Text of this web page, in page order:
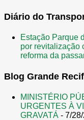
Diário do
Estação Parque
por revitalização
reforma da
Blog Grande
MINISTÉRIO
URGENTES À
GRAVATÁ - 7/